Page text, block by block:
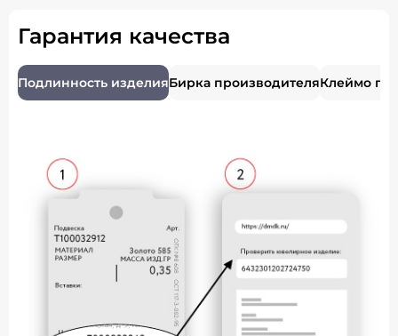
Гарантия качества
Подлинность изделияБирка производителяКлеймо